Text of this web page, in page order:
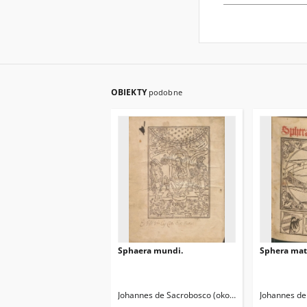
OBIEKTY podobne
Sphaera mundi.
Johannes de Sacrobosco (około 1195-1256)
Sphera
Johannes